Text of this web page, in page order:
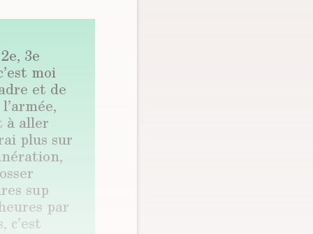
3e
moi
et de
à aller
plus sur
sup
par
c’est